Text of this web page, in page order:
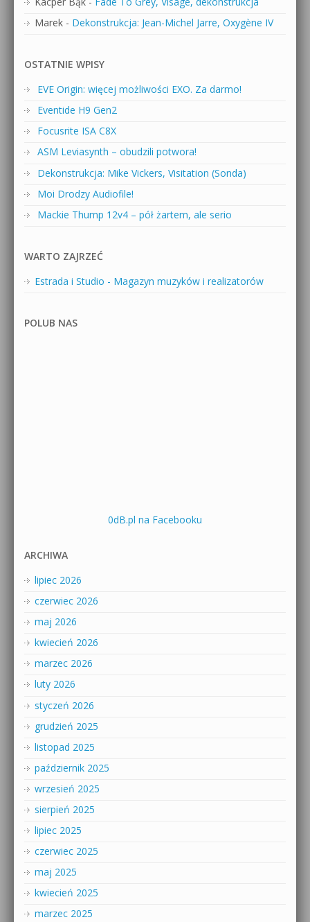
Marek - Dekonstrukcja: Jean-Michel Jarre, Oxygène IV
OSTATNIE WPISY
EVE Origin: więcej możliwości EXO. Za darmo!
Eventide H9 Gen2
Focusrite ISA C8X
ASM Leviasynth – obudzili potwora!
Dekonstrukcja: Mike Vickers, Visitation (Sonda)
Moi Drodzy Audiofile!
Mackie Thump 12v4 – pół żartem, ale serio
WARTO ZAJRZEĆ
Estrada i Studio - Magazyn muzyków i realizatorów
POLUB NAS
0dB.pl na Facebooku
ARCHIWA
lipiec 2026
czerwiec 2026
maj 2026
kwiecień 2026
marzec 2026
luty 2026
styczeń 2026
grudzień 2025
listopad 2025
październik 2025
wrzesień 2025
sierpień 2025
lipiec 2025
czerwiec 2025
maj 2025
kwiecień 2025
marzec 2025